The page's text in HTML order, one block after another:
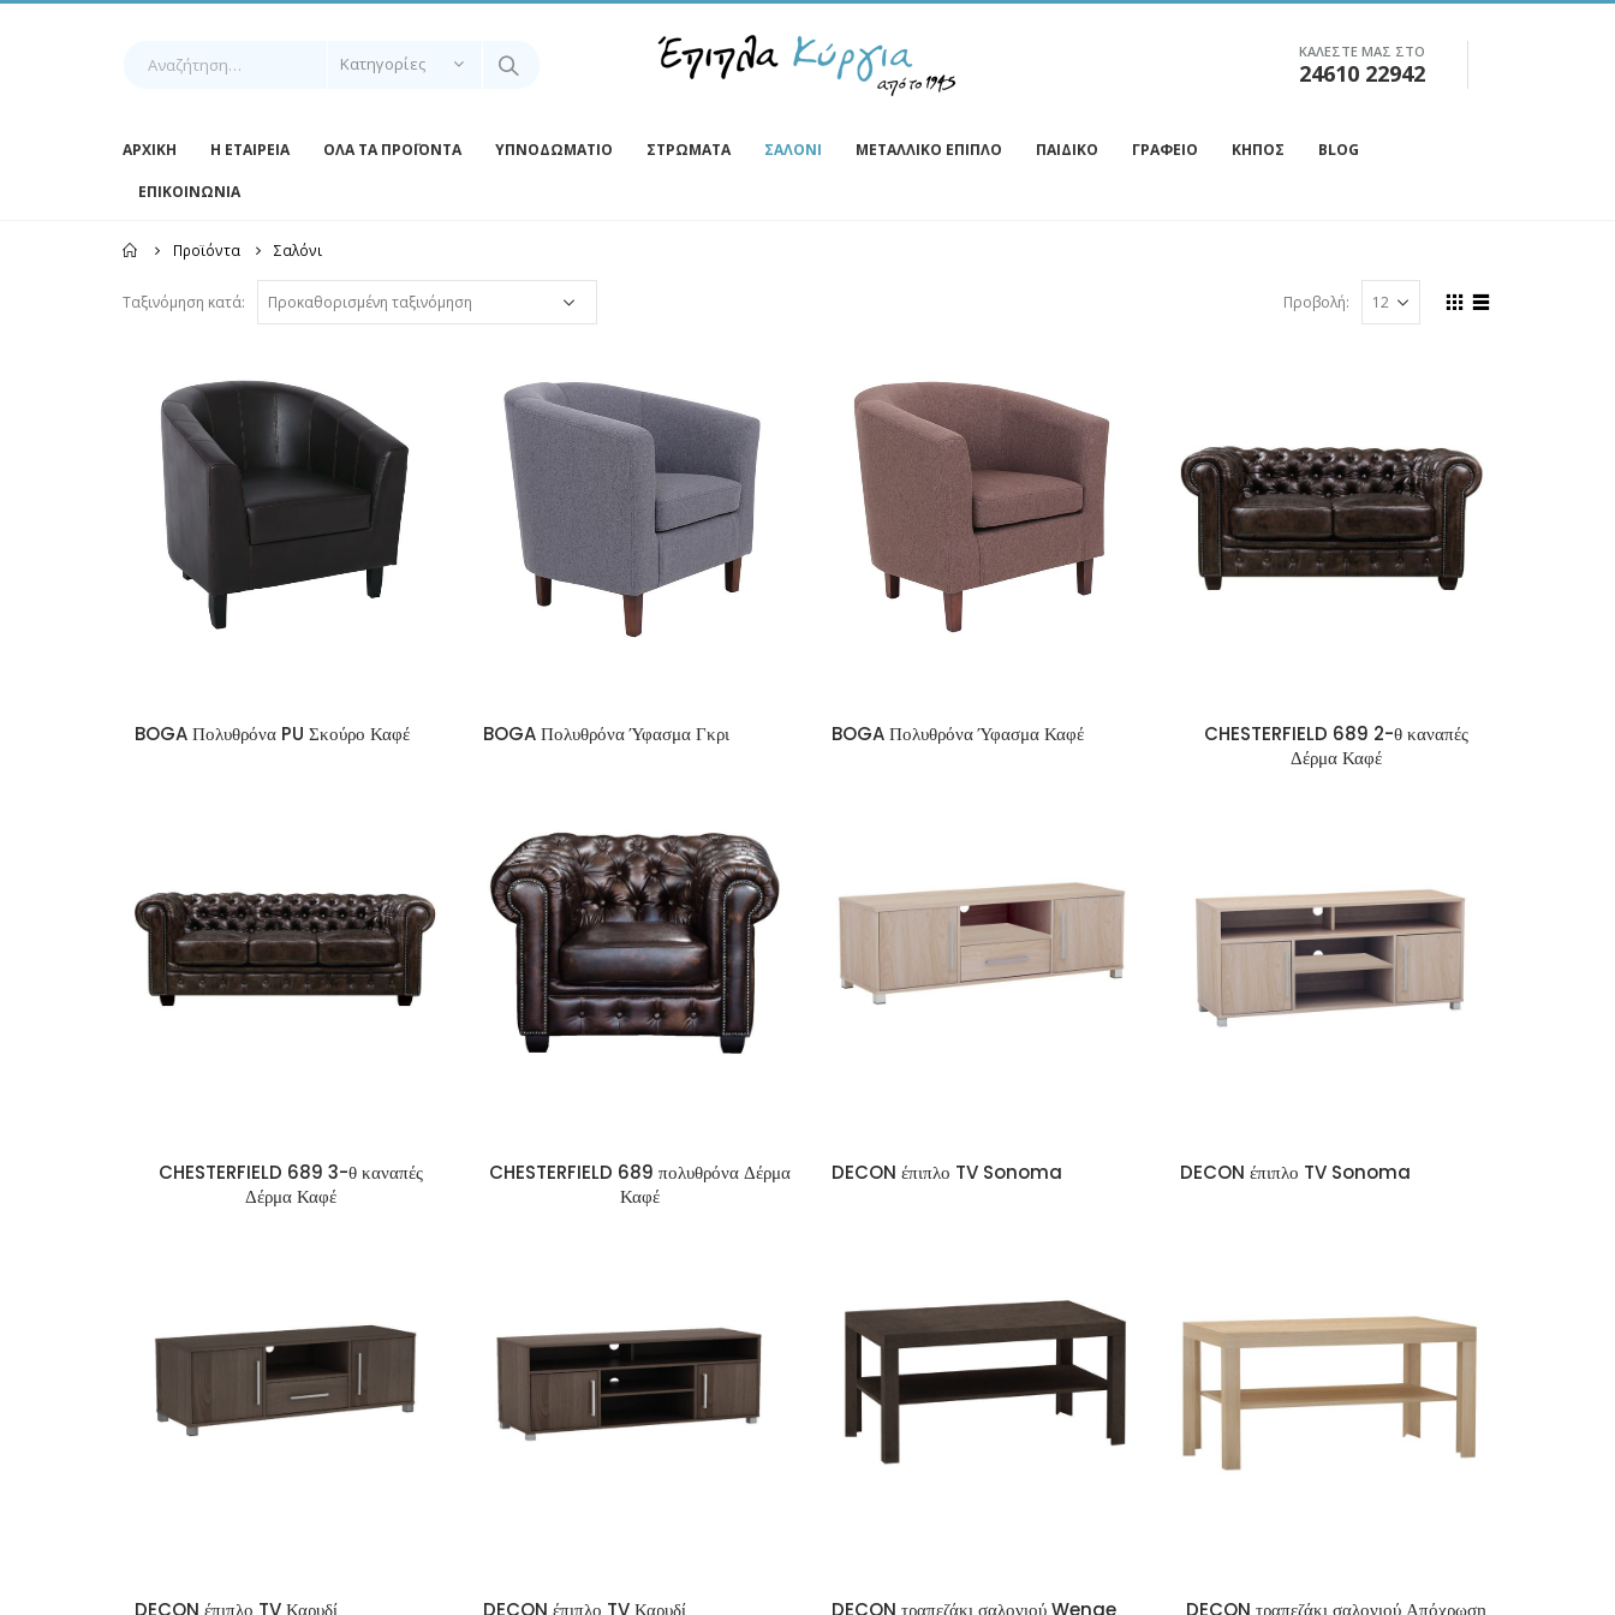
Κατηγορίες
ΚΑΛΕΣΤΕ ΜΑΣ ΣΤΟ
24610 22942
ΑΡΧΙΚΉ Η ΕΤΑΙΡΕΊΑ ΌΛΑ ΤΑ ΠΡΟΪΌΝΤΑ ΥΠΝΟΔΩΜΆΤΙΟ ΣΤΡΏΜΑΤΑ ΣΑΛΌΝΙ ΜΕΤΑΛΛΙΚΌ ΈΠΙΠΛΟ ΠΑΙΔΙΚΌ ΓΡΑΦΕΊΟ ΚΉΠΟΣ BLOG
ΕΠΙΚΟΙΝΩΝΊΑ
Home
Προϊόντα Σαλόνι
Ταξινόμηση κατά: Προβολή:
BOGA Πολυθρόνα PU Σκούρο Καφέ BOGA Πολυθρόνα Ύφασμα Γκρι BOGA Πολυθρόνα Ύφασμα Καφέ
CHESTERFIELD 689 2-θ καναπές
Δέρμα Καφέ
CHESTERFIELD 689 3-θ καναπές
Δέρμα Καφέ
CHESTERFIELD 689 πολυθρόνα Δέρμα
Καφέ
DECON έπιπλο TV Sonoma DECON έπιπλο TV Sonoma
DECON έπιπλο TV Καρυδί DECON έπιπλο TV Καρυδί DECON τραπεζάκι σαλονιού Wenge DECON τραπεζάκι σαλονιού Απόχρωση